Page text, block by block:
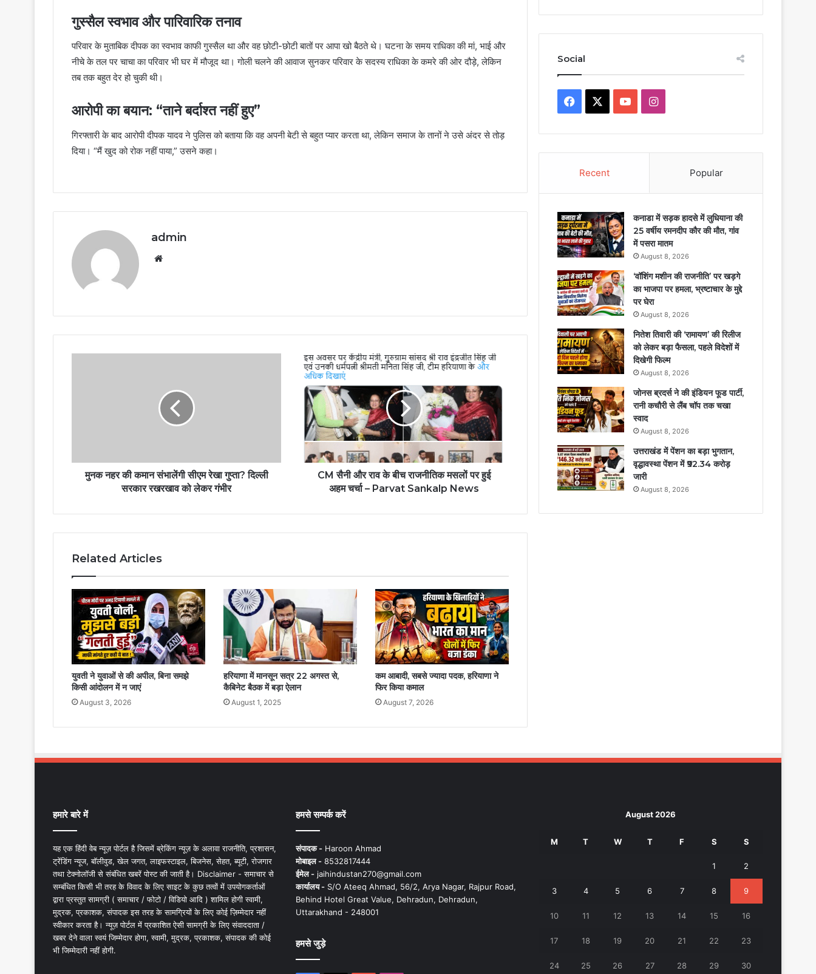
गुस्सैल स्वभाव और पारिवारिक तनाव
परिवार के मुताबिक दीपक का स्वभाव काफी गुस्सैल था और वह छोटी-छोटी बातों पर आपा खो बैठते थे। घटना के समय राधिका की मां, भाई और
नीचे के तल पर चाचा का परिवार भी घर में मौजूद था। गोली चलने की आवाज सुनकर परिवार के सदस्य राधिका के कमरे की ओर दौड़े, लेकिन
तब तक बहुत देर हो चुकी थी।
आरोपी का बयान: “ताने बर्दाश्त नहीं हुए”
गिरफ्तारी के बाद आरोपी दीपक यादव ने पुलिस को बताया कि वह अपनी बेटी से बहुत प्यार करता था, लेकिन समाज के तानों ने उसे अंदर से तोड़
दिया। “मैं खुद को रोक नहीं पाया,” उसने कहा।
admin
मुनक नहर की कमान संभालेंगी सीएम रेखा गुप्ता? दिल्ली
सरकार रखरखाव को लेकर गंभीर
CM सैनी और राव के बीच राजनीतिक मसलों पर हुई
अहम चर्चा – Parvat Sankalp News
Related Articles
युवती ने युवाओं से की अपील, बिना समझे
किसी आंदोलन में न जाएं
August 3, 2026
हरियाणा में मानसून सत्र 22 अगस्त से,
कैबिनेट बैठक में बड़ा ऐलान
August 1, 2025
कम आबादी, सबसे ज्यादा पदक, हरियाणा ने
फिर किया कमाल
August 7, 2026
Social
Facebook YouTubeInstagram
Recent Popular
कनाडा में सड़क हादसे में लुधियाना की
25 वर्षीय रमनदीप कौर की मौत, गांव
में पसरा मातम
August 8, 2026
‘वॉशिंग मशीन की राजनीति’ पर खड़गे
का भाजपा पर हमला, भ्रष्टाचार के मुद्दे
पर घेरा
August 8, 2026
नितेश तिवारी की ‘रामायण’ की रिलीज
को लेकर बड़ा फैसला, पहले विदेशों में
दिखेगी फिल्म
August 8, 2026
जोनस ब्रदर्स ने की इंडियन फूड पार्टी,
रानी कचौरी से लैंब चॉप तक चखा
स्वाद
August 8, 2026
उत्तराखंड में पेंशन का बड़ा भुगतान,
वृद्धावस्था पेंशन में ₹92.34 करोड़
जारी
August 8, 2026
हमारे बारे में
यह एक हिंदी वेब न्यूज़ पोर्टल है जिसमें ब्रेकिंग न्यूज़ के अलावा राजनीति, प्रशासन,
ट्रेंडिंग न्यूज, बॉलीवुड, खेल जगत, लाइफस्टाइल, बिजनेस, सेहत, ब्यूटी, रोजगार
तथा टेक्नोलॉजी से संबंधित खबरें पोस्ट की जाती है। Disclaimer - समाचार से
सम्बंधित किसी भी तरह के विवाद के लिए साइट के कुछ तत्वों में उपयोगकर्ताओं
द्वारा प्रस्तुत सामग्री ( समाचार / फोटो / विडियो आदि ) शामिल होगी स्वामी,
मुद्रक, प्रकाशक, संपादक इस तरह के सामग्रियों के लिए कोई ज़िम्मेदार नहीं
स्वीकार करता है। न्यूज़ पोर्टल में प्रकाशित ऐसी सामग्री के लिए संवाददाता /
खबर देने वाला स्वयं जिम्मेदार होगा, स्वामी, मुद्रक, प्रकाशक, संपादक की कोई
भी जिम्मेदारी नहीं होगी.
हमसे सम्पर्क करें
संपादक -Haroon Ahmad
मोबाइल -8532817444
ईमेल - jaihindustan270@gmail.com
कार्यालय -S/O Ateeq Ahmad, 56/2, Arya Nagar, Rajpur Road,
Behind Hotel Great Value, Dehradun, Dehradun,
Uttarakhand - 248001
हमसे जुड़े
August 2026
M T W T F S S
1 2
3 4 5 6 7 8 9
10 11 12 13 14 15 16
17 18 19 20 21 22 23
24 25 26 27 28 29 30